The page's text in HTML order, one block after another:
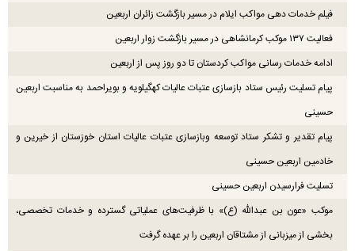
فیلم خدمات دهی مواکب ایلام در مسیر بازگشت زائران اربعین
فعالیت ۱۳۷ موکب کرمانشاهی در مسیر بازگشت زوار اربعین
ادامه خدمات رسانی مواکب کردستان تا دو روز پس از اربعین
پیام تسلیت رئیس ستاد بازسازی عتبات عالیات کهگیلویه و بویراحمد به مناسبت اربعین
حسینی
پیام تقدیر و تشکر ستاد توسعه وبازسازی عتبات عالیات استان خوزستان از خیرین و
خادمین اربعین حسینی
تسلیت فرارسیدن اربعین حسینی
موکب «عون بن عبدالله (ع)» با ظرفیت‌های عملیاتی گسترده و خدمات تخصصی،
بخشی از میزبانی از مشتاقان اربعین را بر عهده گرفت